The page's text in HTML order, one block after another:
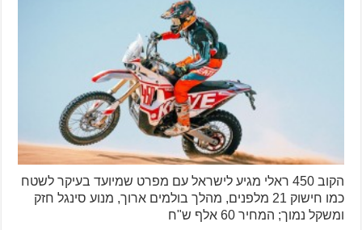
הקוב 450 ראלי מגיע לישראל עם מפרט שמיועד בעיקר לשטח
כמו חישוק 21 מלפנים, מהלך בולמים ארוך, מנוע סינגל חזק
ומשקל נמוך; המחיר 60 אלף ש"ח